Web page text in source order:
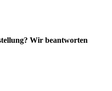
Wir beantworten